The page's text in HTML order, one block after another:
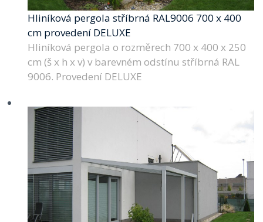
Hliníková pergola stříbrná RAL9006 700 x 400
cm provedení DELUXE
Hliníková pergola o rozměrech 700 x 400 x 250
cm (š x h x v) v barevném odstínu stříbrná RAL
9006. Provedení DELUXE